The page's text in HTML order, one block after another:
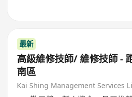
最新
高級維修技師/ 維修技師 -
南區
Kai Shing Management Services